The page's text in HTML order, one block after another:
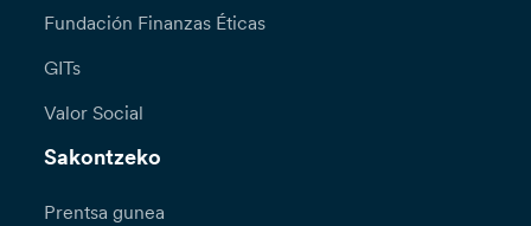
Fundación Finanzas Éticas
GITs
Valor Social
Sakontzeko
Prentsa gunea